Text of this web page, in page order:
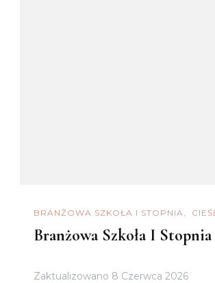
BRANŻOWA SZKOŁA I STOPNIA
Branżowa Szkoła I Stopnia
Zaktualizowano 8 Czerwca 2026